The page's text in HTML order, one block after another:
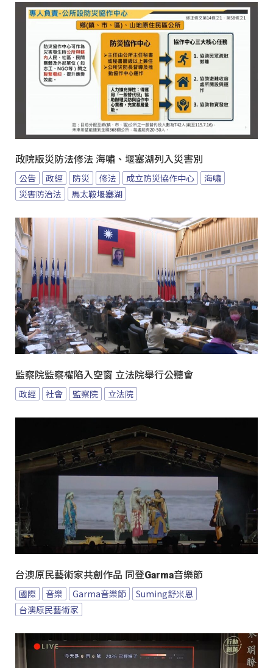
政院版災防法修法 海嘯、堰塞湖列入災害別
公告 政經 防災 修法 成立防災協作中心
海嘯
災害防治法
馬太鞍堰塞湖
監察院監察權陷入空窗 立法院舉行公聽會
政經 社會 監察院 立法院
台澳原民藝術家共創作品 同登Garma音樂節
國際 音樂 Garma音樂節
Suming舒米恩
台澳原民藝術家